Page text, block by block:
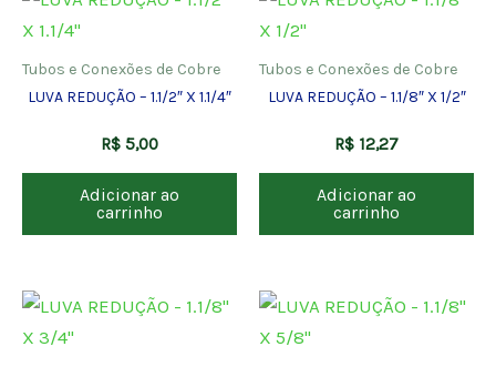
Tubos e Conexões de Cobre
LUVA REDUÇÃO – 1.1/2″ X 1.1/4″
R$ 5,00
Adicionar ao
carrinho
Tubos e Conexões de Cobre
LUVA REDUÇÃO – 1.1/8″ X 1/2″
R$ 12,27
Adicionar ao
carrinho